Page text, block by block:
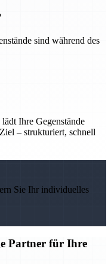
sind während des
Ihre Gegenstände
– strukturiert, schnell
Sie Ihr individuelles
Partner für Ihre